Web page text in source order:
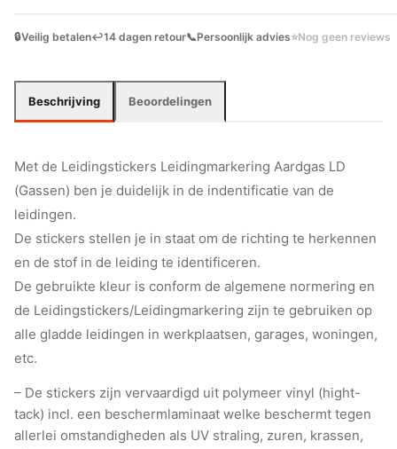
🔒Veilig betalen↩️14 dagen retour📞Persoonlijk advies⭐Nog geen reviews
Beschrijving Beoordelingen
Met de Leidingstickers Leidingmarkering Aardgas LD
(Gassen) ben je duidelijk in de indentificatie van de
leidingen.
De stickers stellen je in staat om de richting te herkennen
en de stof in de leiding te identificeren.
De gebruikte kleur is conform de algemene normering en
de Leidingstickers/Leidingmarkering zijn te gebruiken op
alle gladde leidingen in werkplaatsen, garages, woningen,
etc.
– De stickers zijn vervaardigd uit polymeer vinyl (hight-
tack) incl. een beschermlaminaat welke beschermt tegen
allerlei omstandigheden als UV straling, zuren, krassen,